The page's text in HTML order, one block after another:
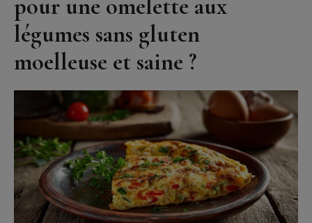
pour une omelette aux
légumes sans gluten
moelleuse et saine ?